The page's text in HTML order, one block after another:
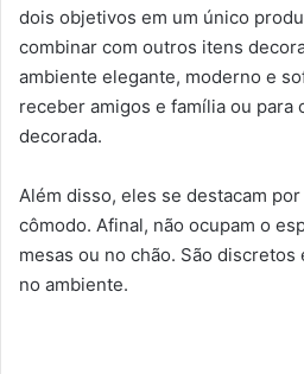
dois objetivos em um único
combinar com outros itens
ambiente elegante, moderno e
receber amigos e família ou para
decorada.
Além disso, eles se destacam
cômodo. Afinal, não ocupam o
mesas ou no chão. São discretos
no ambiente.